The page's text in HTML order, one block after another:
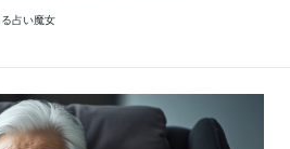
占い魔女